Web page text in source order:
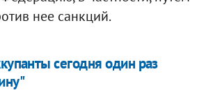
нее санкций.
сегодня один раз